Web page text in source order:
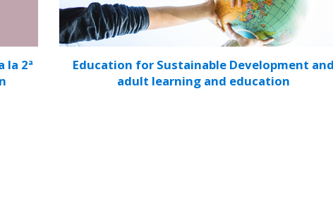
la 2ª
Education for Sustainable Development and
adult learning and education